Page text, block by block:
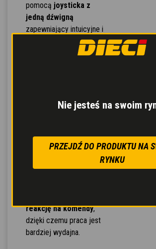
Nie jesteś na swoim
PRZEJDŹ DO PRODUKTU NA
RYNKU
pomocą joysticka z
jedną dźwigną
zapewniający intuicyjne i
wygodne sterowanie.
Wszystkie funkcje
optymalne parametry
pracy za pomocą
systemu diagnostycznego.
Rozdzielacze
hydrauliczne gwarantują
reakcję na komendy,
dzięki czemu praca jest
bardziej wydajna.